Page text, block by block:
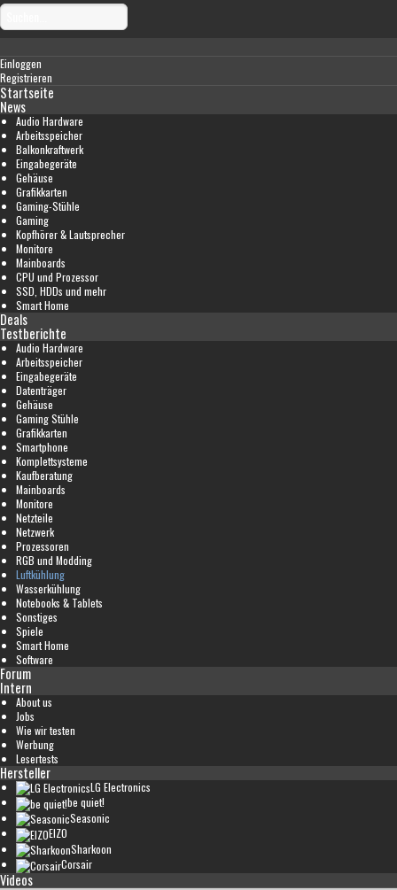
Einloggen
Registrieren
Startseite
News
Audio Hardware
Arbeitsspeicher
Balkonkraftwerk
Eingabegeräte
Gehäuse
Grafikkarten
Gaming-Stühle
Gaming
Kopfhörer & Lautsprecher
Monitore
Mainboards
CPU und Prozessor
SSD, HDDs und mehr
Smart Home
Deals
Testberichte
Audio Hardware
Arbeitsspeicher
Eingabegeräte
Datenträger
Gehäuse
Gaming Stühle
Grafikkarten
Smartphone
Komplettsysteme
Kaufberatung
Mainboards
Monitore
Netzteile
Netzwerk
Prozessoren
RGB und Modding
Luftkühlung
Wasserkühlung
Notebooks & Tablets
Sonstiges
Spiele
Smart Home
Software
Forum
Intern
About us
Jobs
Wie wir testen
Werbung
Lesertests
Hersteller
LG Electronics
be quiet!
Seasonic
EIZO
Sharkoon
Corsair
Videos